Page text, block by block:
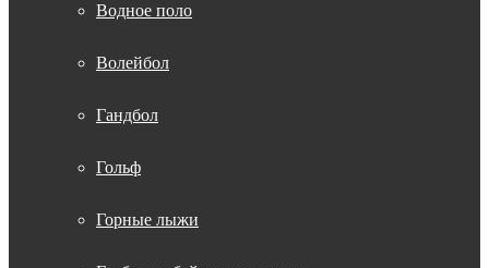
Водное поло
Волейбол
Гандбол
Гольф
Горные лыжи